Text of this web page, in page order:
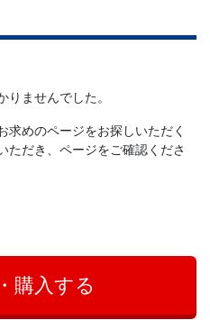
ませんでした。
求めのページをお探しいただく
ただき、ページをご確認くださ
購入する